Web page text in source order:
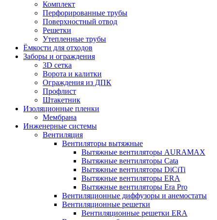
Комплект
Перфорированные трубы
Поверхностный отвод
Решетки
Утепленные трубы
Ёмкости для отходов
Заборы и ограждения
3D сетка
Ворота и калитки
Ограждения из ДПК
Профлист
Штакетник
Изоляционные пленки
Мембрана
Инженерные системы
Вентиляция
Вентиляторы вытяжные
Вытяжные вентиляторы AURAMAX
Вытяжные вентиляторы Cata
Вытяжные вентиляторы DiCiTi
Вытяжные вентиляторы ERA
Вытяжные вентиляторы Era Pro
Вентиляционные диффузоры и анемостаты
Вентиляционные решетки
Вентиляционные решетки ERA